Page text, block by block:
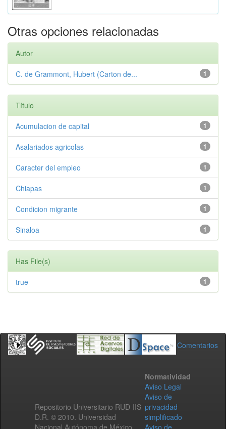
Otras opciones relacionadas
Autor
1
C. de Grammont, Hubert (Carton de...
Título
1
Acumulacion de capital
1
Asalariados agricolas
1
Caracter del empleo
1
Chiapas
1
Condicion migrante
1
Sinaloa
Has File(s)
1
true
Comentarios
Repositorio Universitario RUD-IIS
D.R. © 2010. Universidad
Nacional Autónoma de México.
Normatividad
Aviso Legal
Aviso de
privacidad
simplificado
Aviso de